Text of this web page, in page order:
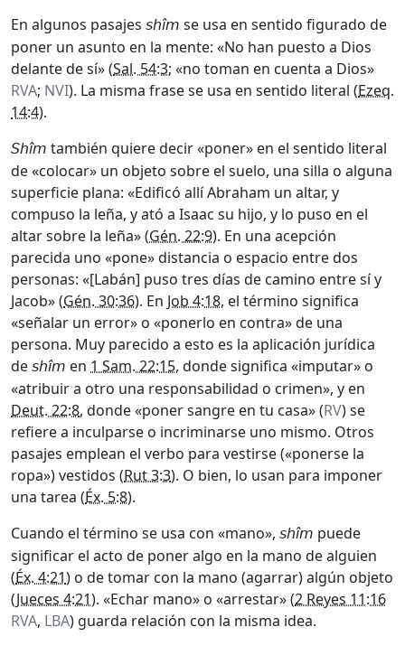
En algunos pasajes shîm se usa en sentido figurado de
poner un asunto en la mente: «No han puesto a Dios
delante de sí» (Sal. 54:3; «no toman en cuenta a Dios»
RVA; NVI). La misma frase se usa en sentido literal (Ezeq.
14:4).
Shîm también quiere decir «poner» en el sentido literal
de «colocar» un objeto sobre el suelo, una silla o alguna
superficie plana: «Edificó allí Abraham un altar, y
compuso la leña, y ató a Isaac su hijo, y lo puso en el
altar sobre la leña» (Gén. 22:9). En una acepción
parecida uno «pone» distancia o espacio entre dos
personas: «[Labán] puso tres días de camino entre sí y
Jacob» (Gén. 30:36). En Job 4:18, el término significa
«señalar un error» o «ponerlo en contra» de una
persona. Muy parecido a esto es la aplicación jurídica
de shîm en 1 Sam. 22:15, donde significa «imputar» o
«atribuir a otro una responsabilidad o crimen», y en
Deut. 22:8, donde «poner sangre en tu casa» (RV) se
refiere a inculparse o incriminarse uno mismo. Otros
pasajes emplean el verbo para vestirse («ponerse la
ropa») vestidos (Rut 3:3). O bien, lo usan para imponer
una tarea (Éx. 5:8).
Cuando el término se usa con «mano», shîm puede
significar el acto de poner algo en la mano de alguien
(Éx. 4:21) o de tomar con la mano (agarrar) algún objeto
(Jueces 4:21). «Echar mano» o «arrestar» (2 Reyes 11:16
RVA, LBA) guarda relación con la misma idea.